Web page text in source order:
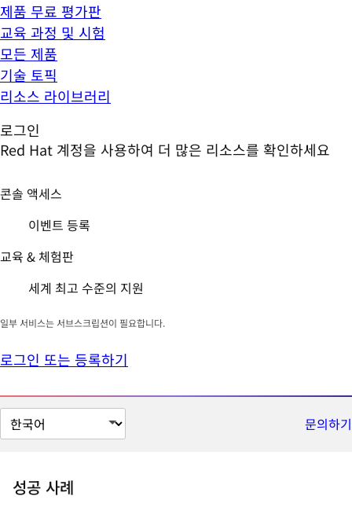
제품 무료 평가판
교육 과정 및 시험
모든 제품
기술 토픽
리소스 라이브러리
로그인
Red Hat 계정을 사용하여 더 많은 리소스를 확인하세요
콘솔 액세스
이벤트 등록
교육 & 체험판
세계 최고 수준의 지원
일부 서비스는 서브스크립션이 필요합니다.
로그인 또는 등록하기
페
이
문의하기
성공 사례